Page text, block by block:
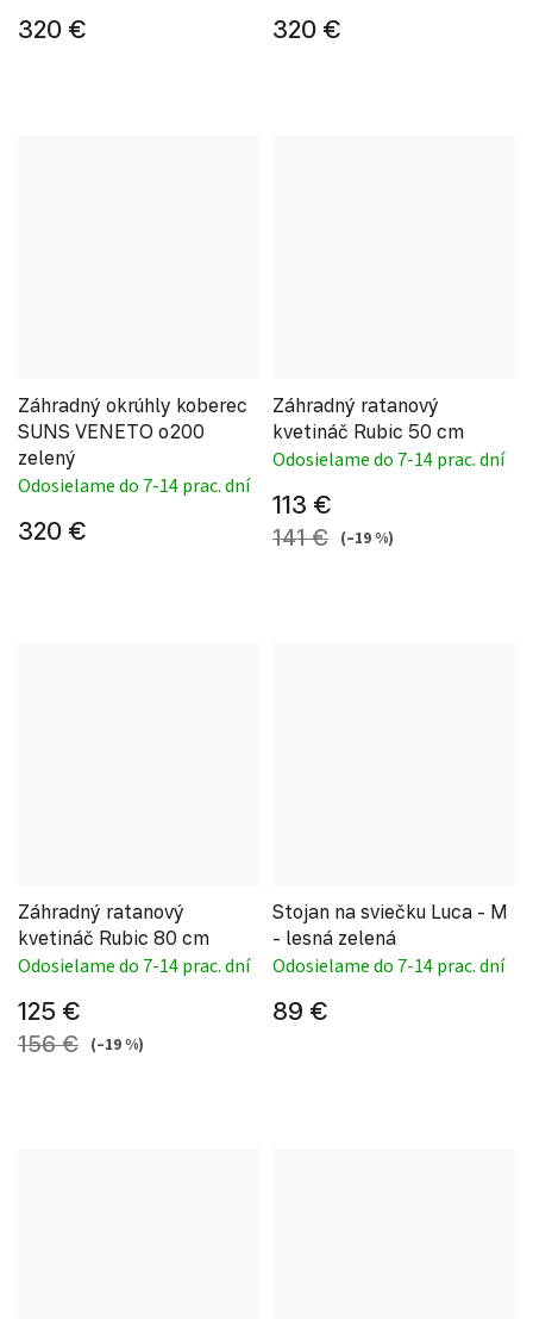
320 € 320 €
Záhradný okrúhly koberec
SUNS VENETO o200
zelený
Odosielame do 7-14 prac. dní
320 €
Záhradný ratanový
kvetináč Rubic 50 cm
Odosielame do 7-14 prac. dní
113 €
141 € (–19 %)
Záhradný ratanový
kvetináč Rubic 80 cm
Odosielame do 7-14 prac. dní
125 €
156 € (–19 %)
Stojan na sviečku Luca - M
- lesná zelená
Odosielame do 7-14 prac. dní
89 €